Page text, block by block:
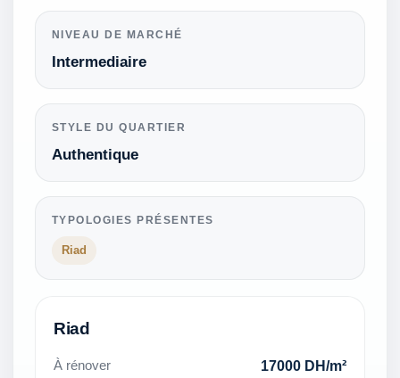
NIVEAU DE MARCHÉ
Intermediaire
STYLE DU QUARTIER
Authentique
TYPOLOGIES PRÉSENTES
Riad
Riad
À rénover 17000 DH/m²